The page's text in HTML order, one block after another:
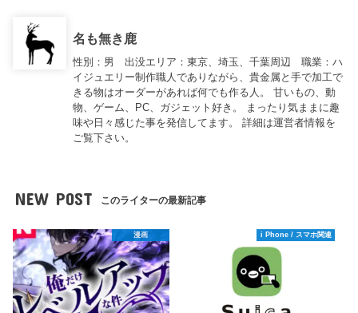
名も無き鹿
性別：男 出没エリア：東京、埼玉、千葉周辺 職業：ハ
イジュエリー制作職人でありながら、貴金属と手で加工で
きる物はオーダーがあれば何でも作る人。 甘いもの、動
物、ゲーム、PC、ガジェット好き。 まったり気ままに趣
味や日々感じた事を発信してます。 詳細は運営者情報を
ご覧下さい。
NEW POST このライターの最新記事
漫画 i Phone / スマホ関連